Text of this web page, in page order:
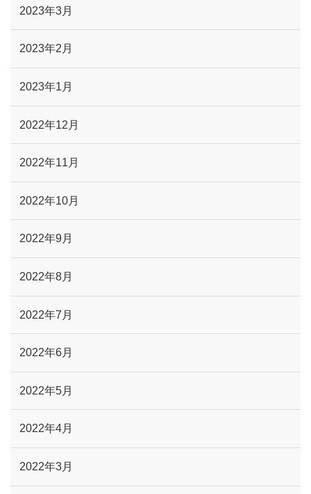
2023年3月
2023年2月
2023年1月
2022年12月
2022年11月
2022年10月
2022年9月
2022年8月
2022年7月
2022年6月
2022年5月
2022年4月
2022年3月